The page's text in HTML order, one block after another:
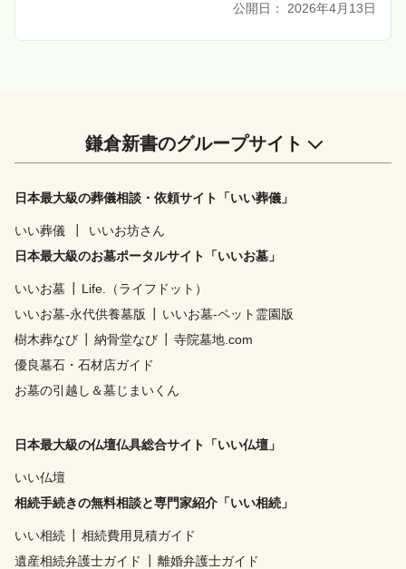
が破綻してしまわないか不安……」 「在宅介
護と施設 […]
2026年4月13日
鎌倉新書のグループサイト
日本最大級の葬儀相談・依頼サイト「いい葬儀」
いい葬儀
いいお坊さん
日本最大級のお墓ポータルサイト「いいお墓」
いいお墓
Life.（ライフドット）
いいお墓-永代供養墓版
いいお墓-ペット霊園版
樹木葬なび
納骨堂なび
寺院墓地.com
優良墓石・石材店ガイド
お墓の引越し＆墓じまいくん
日本最大級の仏壇仏具総合サイト「いい仏壇」
いい仏壇
相続手続きの無料相談と専門家紹介「いい相続」
いい相続
相続費用見積ガイド
遺産相続弁護士ガイド
離婚弁護士ガイド